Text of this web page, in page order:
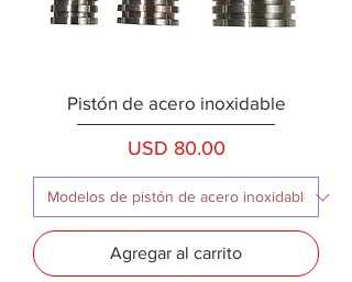
Pistón de acero inoxidable
Precio
USD 80.00
Agregar al carrito